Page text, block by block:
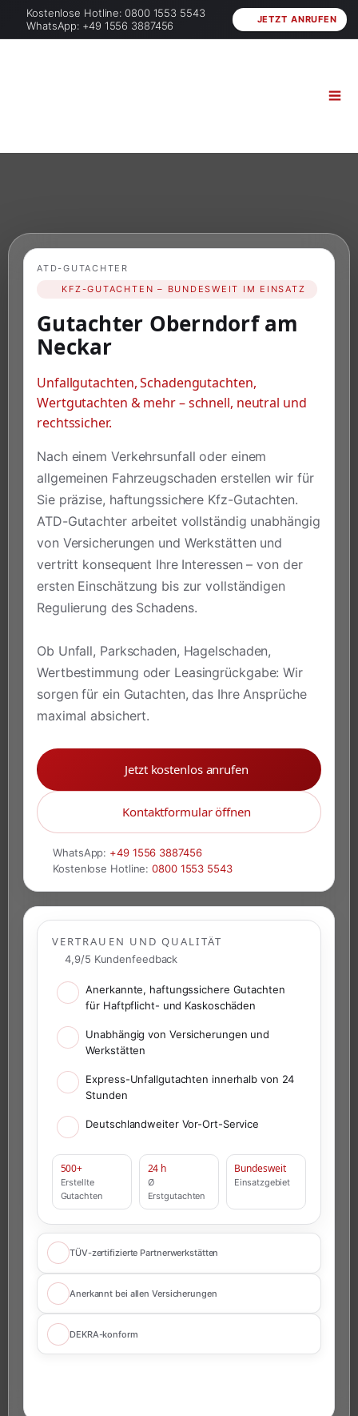
Kostenlose Hotline: 0800 1553 5543
WhatsApp: +49 1556 3887456
JETZT ANRUFEN
ATD-GUTACHTER
KFZ-GUTACHTEN – BUNDESWEIT IM EINSATZ
Gutachter Oberndorf am
Neckar
Unfallgutachten, Schadengutachten,
Wertgutachten & mehr – schnell, neutral und
rechtssicher.
Nach einem Verkehrsunfall oder einem
allgemeinen Fahrzeugschaden erstellen wir für
Sie präzise, haftungssichere Kfz-Gutachten.
ATD-Gutachter arbeitet vollständig unabhängig
von Versicherungen und Werkstätten und
vertritt konsequent Ihre Interessen – von der
ersten Einschätzung bis zur vollständigen
Regulierung des Schadens.
Ob Unfall, Parkschaden, Hagelschaden,
Wertbestimmung oder Leasingrückgabe: Wir
sorgen für ein Gutachten, das Ihre Ansprüche
maximal absichert.
Jetzt kostenlos anrufen
Kontaktformular öffnen
WhatsApp: +49 1556 3887456
Kostenlose Hotline:0800 1553 5543
VERTRAUEN UND QUALITÄT
4,9/5 Kundenfeedback
Anerkannte, haftungssichere Gutachten
für Haftpflicht- und Kaskoschäden
Unabhängig von Versicherungen und
Werkstätten
Express-Unfallgutachten innerhalb von 24
Stunden
Deutschlandweiter Vor-Ort-Service
500+
Erstellte
Gutachten
24 h
Ø
Erstgutachten
Bundesweit
Einsatzgebiet
TÜV-zertifizierte Partnerwerkstätten
Anerkannt bei allen Versicherungen
DEKRA-konform